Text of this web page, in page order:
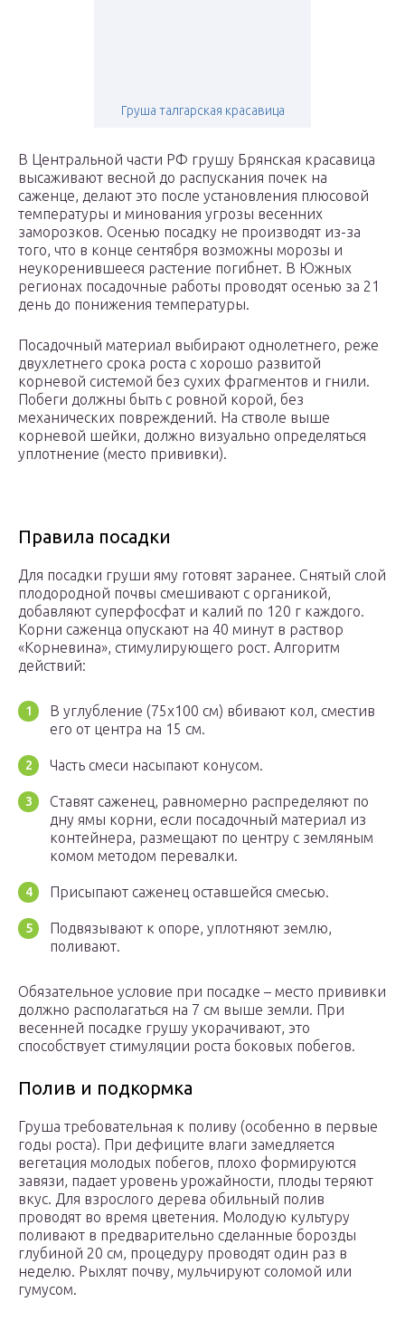
Груша талгарская красавица
В Центральной части РФ грушу Брянская красавица
высаживают весной до распускания почек на
саженце, делают это после установления плюсовой
температуры и минования угрозы весенних
заморозков. Осенью посадку не производят из-за
того, что в конце сентября возможны морозы и
неукоренившееся растение погибнет. В Южных
регионах посадочные работы проводят осенью за 21
день до понижения температуры.
Посадочный материал выбирают однолетнего, реже
двухлетнего срока роста с хорошо развитой
корневой системой без сухих фрагментов и гнили.
Побеги должны быть с ровной корой, без
механических повреждений. На стволе выше
корневой шейки, должно визуально определяться
уплотнение (место прививки).
Правила посадки
Для посадки груши яму готовят заранее. Снятый слой
плодородной почвы смешивают с органикой,
добавляют суперфосфат и калий по 120 г каждого.
Корни саженца опускают на 40 минут в раствор
«Корневина», стимулирующего рост. Алгоритм
действий:
В углубление (75х100 см) вбивают кол, сместив
его от центра на 15 см.
Часть смеси насыпают конусом.
Ставят саженец, равномерно распределяют по
дну ямы корни, если посадочный материал из
контейнера, размещают по центру с земляным
комом методом перевалки.
Присыпают саженец оставшейся смесью.
Подвязывают к опоре, уплотняют землю,
поливают.
Обязательное условие при посадке – место прививки
должно располагаться на 7 см выше земли. При
весенней посадке грушу укорачивают, это
способствует стимуляции роста боковых побегов.
Полив и подкормка
Груша требовательная к поливу (особенно в первые
годы роста). При дефиците влаги замедляется
вегетация молодых побегов, плохо формируются
завязи, падает уровень урожайности, плоды теряют
вкус. Для взрослого дерева обильный полив
проводят во время цветения. Молодую культуру
поливают в предварительно сделанные борозды
глубиной 20 см, процедуру проводят один раз в
неделю. Рыхлят почву, мульчируют соломой или
гумусом.